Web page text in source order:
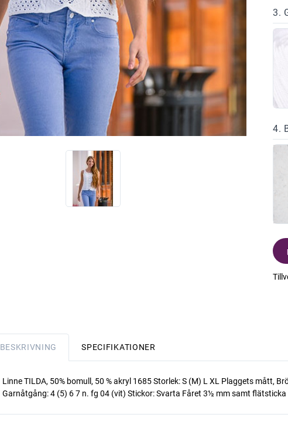
3.
4.
BESKRIVNING SPECIFIKATIONER
Linne TILDA, 50% bomull, 50 % akryl 1685 Storlek: S (M) L XL Plaggets mått,
Garnåtgång: 4 (5) 6 7 n. fg 04 (vit) Stickor: Svarta Fåret 3½ mm samt flätsticka